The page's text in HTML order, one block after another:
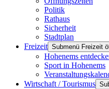
Politik
Rathaus
Sicherheit
Stadtplan
Freizeit Submenü Freizeit
Hohenems
Sport in Hohenems
Wirtschaft / Tourismus